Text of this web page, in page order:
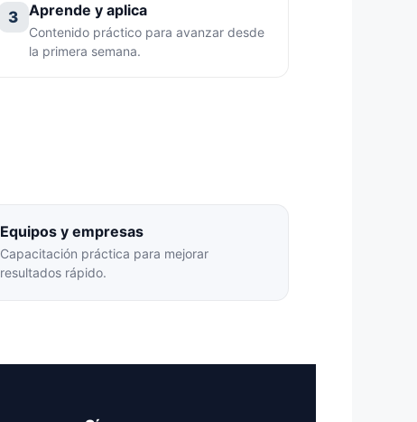
3 Aprende y aplica
Contenido práctico para avanzar desde
la primera semana.
Equipos y empresas
Capacitación práctica para mejorar
resultados rápido.